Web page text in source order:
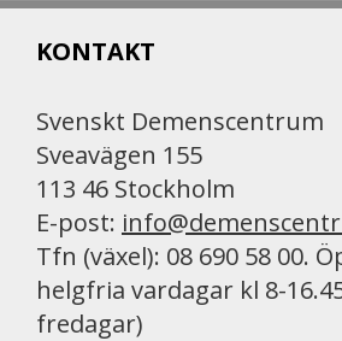
o
k
KONTAKT
Svenskt Demenscentrum
Sveavägen 155
113 46 Stockholm
E-post:
Tfn (växel): 08 690 58 00.
helgfria vardagar kl 8-
fredagar)